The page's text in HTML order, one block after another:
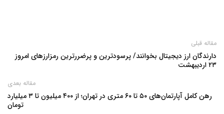
مقاله قبلی
دارندگان ارز دیجیتال بخوانند/ پرسودترین و پرضررترین رمزارزهای امروز
۲۳ اردیبهشت
مقاله بعدی
رهن کامل آپارتمان‌های ۵۰ تا ۶۰ متری در تهران؛ از ۴۰۰ میلیون تا ۳ میلیارد
تومان